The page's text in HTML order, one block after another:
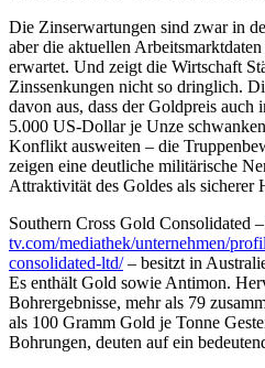
Die Zinserwartungen sind zwar in
aber die aktuellen
erwartet. Und zeigt die Wirtschaft
Zinssenkungen nicht so dringlich.
davon aus, dass der Goldpreis auch
5.000 US-Dollar je Unze
Konflikt ausweiten – die
zeigen eine deutliche militärische
Attraktivität des Goldes als sicherer
Southern Cross Gold Consolidated –
tv.com/mediathek/unternehmen/
consolidated-ltd/– besitzt in
Es enthält Gold sowie Antimon.
Bohrergebnisse, mehr als 79
als 100 Gramm Gold je Tonne
Bohrungen, deuten auf ein